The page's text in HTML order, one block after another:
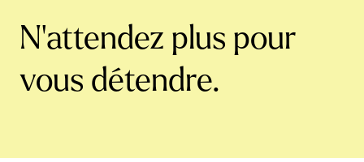
N'attendez plus pour
vous détendre.